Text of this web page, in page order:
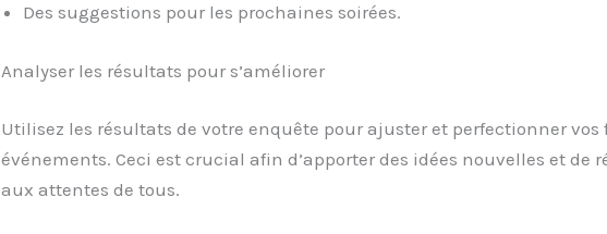
Des suggestions pour les prochaines soirées.
Analyser les résultats pour s’améliorer
Utilisez les résultats de votre enquête pour ajuster et perfectionner vos
événements. Ceci est crucial afin d’apporter des idées nouvelles et de
aux attentes de tous.